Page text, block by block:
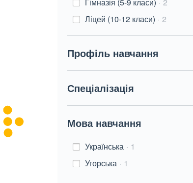
Ліцей (10-12 класи)
2
Профіль навчання
Спеціалізація
Мова навчання
Українська
1
Угорська
1